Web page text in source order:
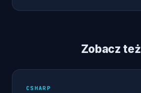
Zobacz też
CSHARP